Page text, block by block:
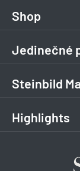
Shop
Jedinečné
Steinbild
Highlights